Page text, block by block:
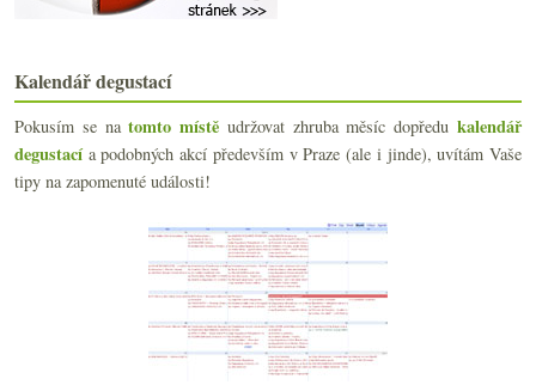
O nealko vínech s lahví bublinek
Famózní Chardonnay a proč nestíhám
Několik novinek ze světa vína
Milá Pesecká leánka a dvakrát „bohémka“
Ohnivý Juhfark a nabušená Barbera
Jurský korál, Riesling, Moschofilero
Tabulka ročníků, Josef Abrle, naturálno a oranžády…
Podvečerní zkoumání baru s whisky a ginem
Dva moselské ryzlinky a slavný supertoskánec
Seriózní crémant a nabušené Chianti
Rekapitulace ročníku 2016 na Jižním svahu
Výtečná šumivá modrá velryba
Burgundské změny, úmrtí a kořenové dny
Kalendář degustací
Pokusím se natomto místě udržovat zhruba měsíc dopředukalendář
degustacía podobných akcí především v Praze (ale i jinde), uvítám Vaše
tipy na zapomenuté události!